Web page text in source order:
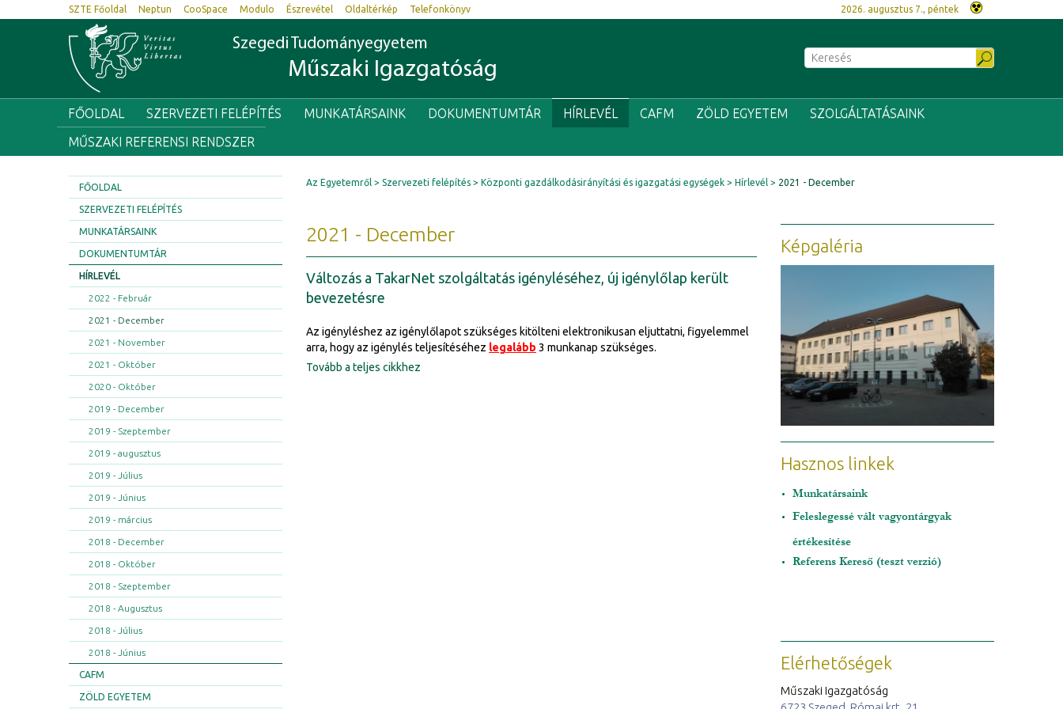
SZTE Főoldal Neptun CooSpace Modulo Észrevétel Oldaltérkép Telefonkönyv 2026. augusztus 7., péntek
Szegedi Tudományegyetem
Műszaki Igazgatóság
FŐOLDAL SZERVEZETI FELÉPÍTÉS MUNKATÁRSAINK DOKUMENTUMTÁR HÍRLEVÉL CAFM ZÖLD EGYETEM
SZOLGÁLTATÁSAINK
MŰSZAKI REFERENSI RENDSZER
FŐOLDAL
SZERVEZETI FELÉPÍTÉS
MUNKATÁRSAINK
DOKUMENTUMTÁR
HÍRLEVÉL
2022 - Február
2021 - December
2021 - November
2021 - Október
2020 - Október
2019 - December
2019 - Szeptember
2019 - augusztus
2019 - Július
2019 - Június
2019 - március
2018 - December
2018 - Október
2018 - Szeptember
2018 - Augusztus
2018 - Július
2018 - Június
CAFM
ZÖLD EGYETEM
Az Egyetemről Szervezeti felépítés Központi gazdálkodásirányítási és igazgatási egységek Hírlevél 2021 - December
2021 - December
Változás a TakarNet szolgáltatás igényléséhez, új igénylőlap került
bevezetésre
Az igényléshez az igénylőlapot szükséges kitölteni elektronikusan eljuttatni, figyelemmel
arra, hogy az igénylés teljesítéséhez legalább 3 munkanap szükséges.
Tovább a teljes cikkhez
Képgaléria
Hasznos linkek
Munkatársaink
Feleslegessé vált vagyontárgyak
értékesítése
Referens Kereső (teszt verzió)
Elérhetőségek
Műszaki Igazgatóság